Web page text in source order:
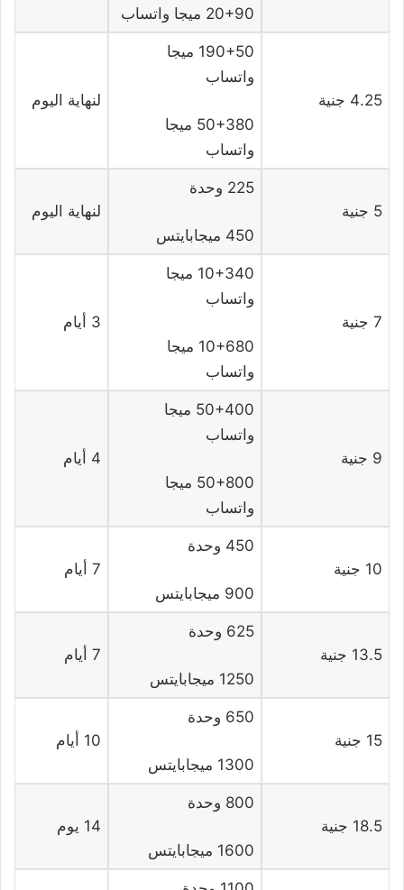
20+90 ميجا واتساب
4.25 جنية
190+50 ميجا
واتساب
50+380 ميجا
واتساب
لنهاية اليوم
5 جنية
225 وحدة
450 ميجابايتس
لنهاية اليوم
7 جنية
10+340 ميجا
واتساب
10+680 ميجا
واتساب
3 أيام
9 جنية
50+400 ميجا
واتساب
50+800 ميجا
واتساب
4 أيام
10 جنية
450 وحدة
900 ميجابايتس
7 أيام
13.5 جنية
625 وحدة
1250 ميجابايتس
7 أيام
15 جنية
650 وحدة
1300 ميجابايتس
10 أيام
18.5 جنية
800 وحدة
1600 ميجابايتس
14 يوم